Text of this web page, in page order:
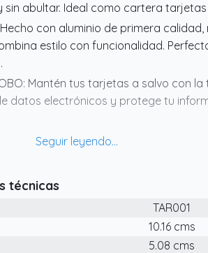
abultar. Ideal como cartera
Hecho con aluminio de primera
estilo con funcionalidad.
Mantén tus tarjetas a salvo con
datos electrónicos y protege tu
El sistema de extracción rápida permite
atención rápida, profesional y
técnicas
TAR001
10.16 cms
5.08 cms